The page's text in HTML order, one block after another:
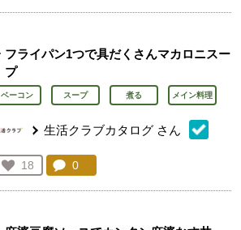
フライパン1つで具だくさんマカロニスー
プ
ベーコン スープ 煮る メイン料理
生活クラブカタログ さん
お気に入り登録：
18
人が登録
コメント：
0